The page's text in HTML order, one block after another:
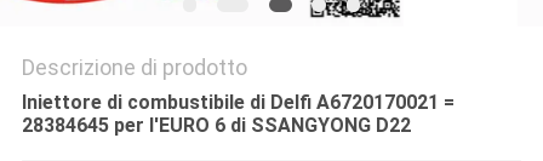
Descrizione di prodotto
Iniettore di combustibile di Delfi A6720170021 =
28384645 per l'EURO 6 di SSANGYONG D22